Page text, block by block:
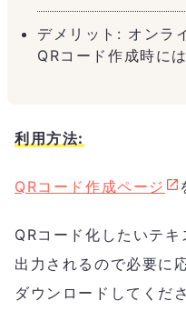
デメリット: オンラ
QRコード作成時に
利用方法:
QRコード作成ページ
QRコード化したいテ
出力されるので必要に
ダウンロードしてくだ